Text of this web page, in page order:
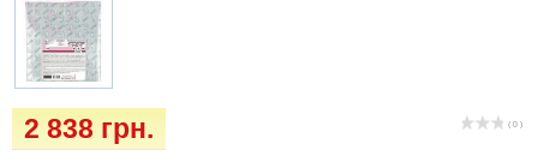
( 0 )
2 838 грн.
Ласощі та корма
Vet Diet Canine Wet - ветеринарные диеты
для собак
Лежаки, будиночки, охолоджуючи
килимки